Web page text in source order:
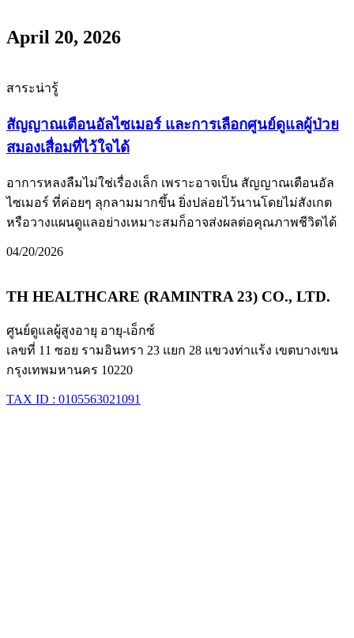
April 20, 2026
สาระน่ารู้
สัญญาณเตือนอัลไซเมอร์ และการเลือกศูนย์ดูแลผู้ป่วย
สมองเสื่อมที่ไว้ใจได้
อาการหลงลืมไม่ใช่เรื่องเล็ก เพราะอาจเป็น สัญญาณเตือนอัล
ไซเมอร์ ที่ค่อยๆ ลุกลามมากขึ้น ยิ่งปล่อยไว้นานโดยไม่สังเกต
หรือวางแผนดูแลอย่างเหมาะสมก็อาจส่งผลต่อคุณภาพชีวิตได้
04/20/2026
TH HEALTHCARE (RAMINTRA 23) CO., LTD.
ศูนย์ดูแลผู้สูงอายุ อายุ-เอ็กซ์
เลขที่ 11 ซอย รามอินทรา 23 แยก 28 แขวงท่าแร้ง เขตบางเขน
กรุงเทพมหานคร 10220
TAX ID : 0105563021091